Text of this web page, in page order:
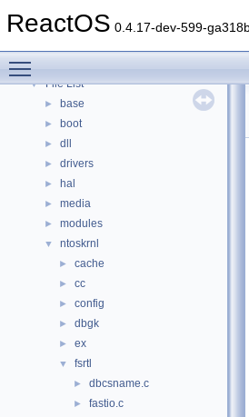
ReactOS 0.4.17-dev-599-
► Namespaces
▼
▼ File List
► base
► boot
► dll
► drivers
► hal
► media
► modules
▼ ntoskrnl
► cache
► cc
► config
► dbgk
► ex
▼ fsrtl
► dbcsname.c
► fastio.c